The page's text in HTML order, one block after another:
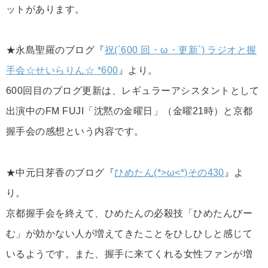
ットがあります。
★永島聖羅のブログ『祝(´600 回・ω・更新`) ラジオと握
手会☆せいらりん☆ *600』より。
600回目のブログ更新は、レギュラーアシスタントとして
出演中のFM FUJI「沈黙の金曜日」（金曜21時）と京都
握手会の感想という内容です。
★中元日芽香のブログ『ひめたん(*>ω<*)その430 』よ
り。
京都握手会を終えて、ひめたんの必殺技「ひめたんびー
む」が効かない人が増えてきたことをひしひしと感じて
いるようです。また、握手に来てくれる女性ファンが増